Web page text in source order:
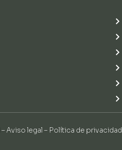
–Aviso legal – Política de privacidad